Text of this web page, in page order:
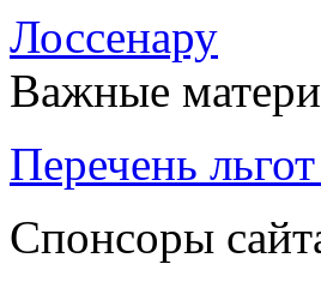
Лоссенару
Важные
Перечень
Спонсоры